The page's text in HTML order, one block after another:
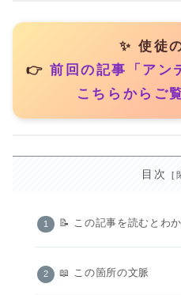
✨ 使徒
👉前回の記事「アン
こちらからご
目次
📝 この記事を読むとわ
📖 この箇所の文脈